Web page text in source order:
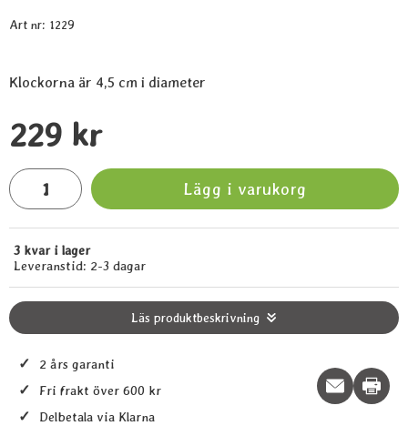
Art nr: 1229
Klockorna är 4,5 cm i diameter
pris
229 kr
antal
Lägg i varukorg
Tillgänglighet:
3 kvar i lager
Leveranstid: 2-3 dagar
Läs produktbeskrivning
✓ 2 års garanti
✓ Fri frakt över 600 kr
✓ Delbetala via Klarna
Print